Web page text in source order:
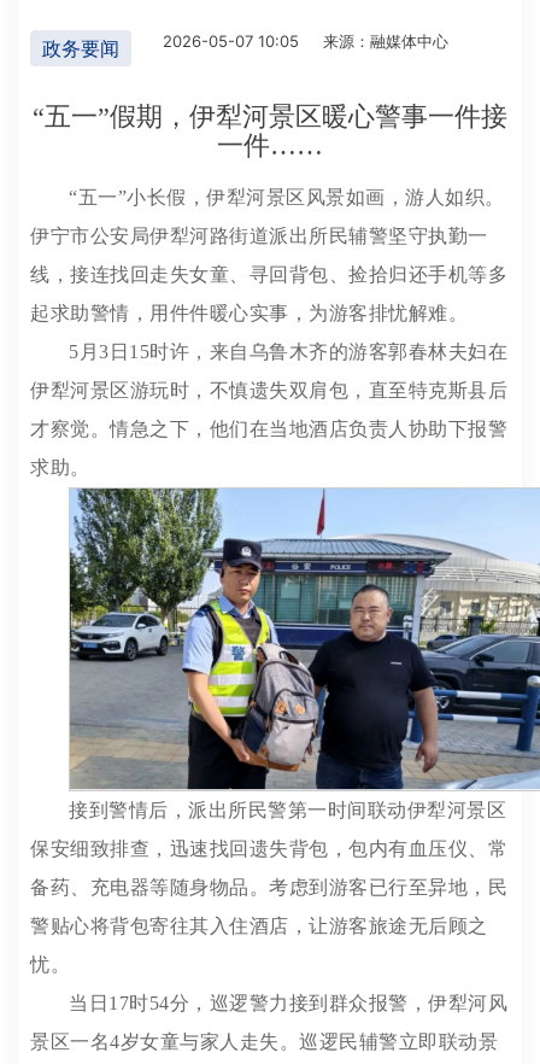
政务要闻 2026-05-07 10:05 来源：融媒体中心
“五一”假期，伊犁河景区暖心警事一件接
一件……
“五一”小长假，伊犁河景区风景如画，游人如织。
伊宁市公安局伊犁河路街道派出所民辅警坚守执勤一
线，接连找回走失女童、寻回背包、捡拾归还手机等多
起求助警情，用件件暖心实事，为游客排忧解难。
5月3日15时许，来自乌鲁木齐的游客郭春林夫妇在
伊犁河景区游玩时，不慎遗失双肩包，直至特克斯县后
才察觉。情急之下，他们在当地酒店负责人协助下报警
求助。
接到警情后，派出所民警第一时间联动伊犁河景区
保安细致排查，迅速找回遗失背包，包内有血压仪、常
备药、充电器等随身物品。考虑到游客已行至异地，民
警贴心将背包寄往其入住酒店，让游客旅途无后顾之
忧。
当日17时54分，巡逻警力接到群众报警，伊犁河风
景区一名4岁女童与家人走失。巡逻民辅警立即联动景